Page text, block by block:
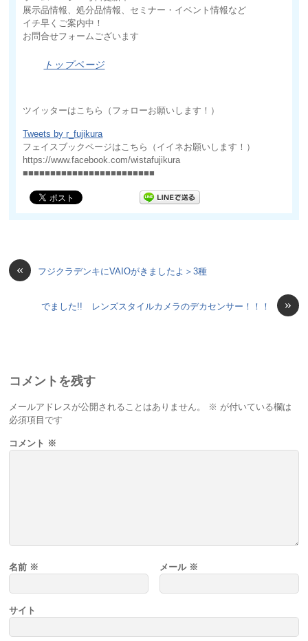
展示品情報、処分品情報、セミナー・イベント情報など
イチ早くご案内中！
お問合せフォームございます
トップページ
ツイッターはこちら（フォローお願いします！）
Tweets by r_fujikura
フェイスブックページはこちら（イイネお願いします！）
https://www.facebook.com/wistafujikura
■■■■■■■■■■■■■■■■■■■■■■■■
« フジクラデンキにVAIOがきましたよ＞3種
»
でました!! レンズスタイルカメラのデカセンサー！！！
コメントを残す
メールアドレスが公開されることはありません。 ※ が付いている欄は
必須項目です
コメント ※
名前 ※ メール ※
サイト